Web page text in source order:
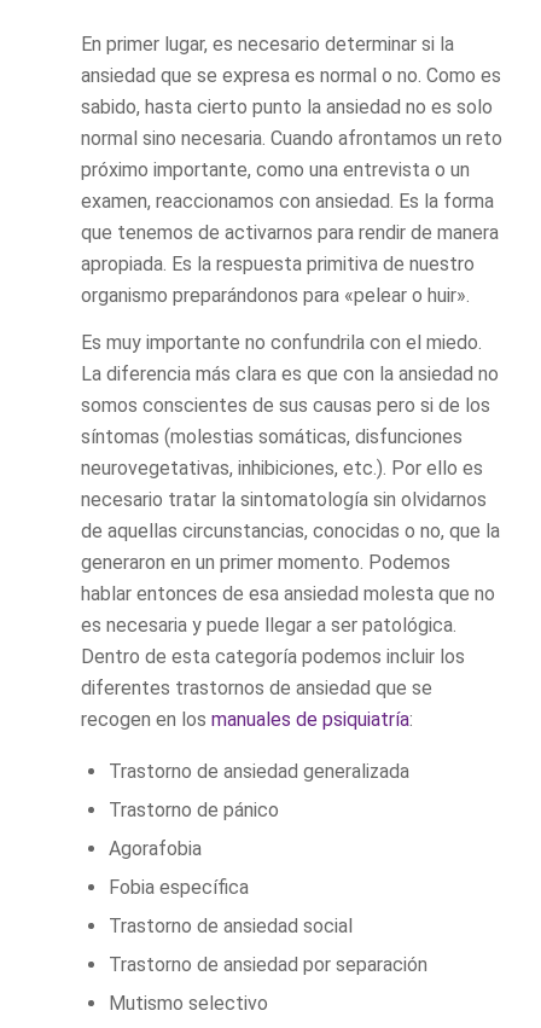
En primer lugar, es necesario determinar si la
ansiedad que se expresa es normal o no. Como es
sabido, hasta cierto punto la ansiedad no es solo
normal sino necesaria. Cuando afrontamos un reto
próximo importante, como una entrevista o un
examen, reaccionamos con ansiedad. Es la forma
que tenemos de activarnos para rendir de manera
apropiada. Es la respuesta primitiva de nuestro
organismo preparándonos para «pelear o huir».
Es muy importante no confundrila con el miedo.
La diferencia más clara es que con la ansiedad no
somos conscientes de sus causas pero si de los
síntomas (molestias somáticas, disfunciones
neurovegetativas, inhibiciones, etc.). Por ello es
necesario tratar la sintomatología sin olvidarnos
de aquellas circunstancias, conocidas o no, que la
generaron en un primer momento. Podemos
hablar entonces de esa ansiedad molesta que no
es necesaria y puede llegar a ser patológica.
Dentro de esta categoría podemos incluir los
diferentes trastornos de ansiedad que se
recogen en losmanuales de psiquiatría:
Trastorno de ansiedad generalizada
Trastorno de pánico
Agorafobia
Fobia específica
Trastorno de ansiedad social
Trastorno de ansiedad por separación
Mutismo selectivo